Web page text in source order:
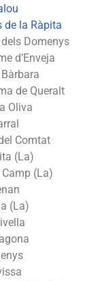
de la Ràpita
Domenys
d’Enveja
de Queralt
Oliva
Comtat
(La)
Camp (La)
(La)